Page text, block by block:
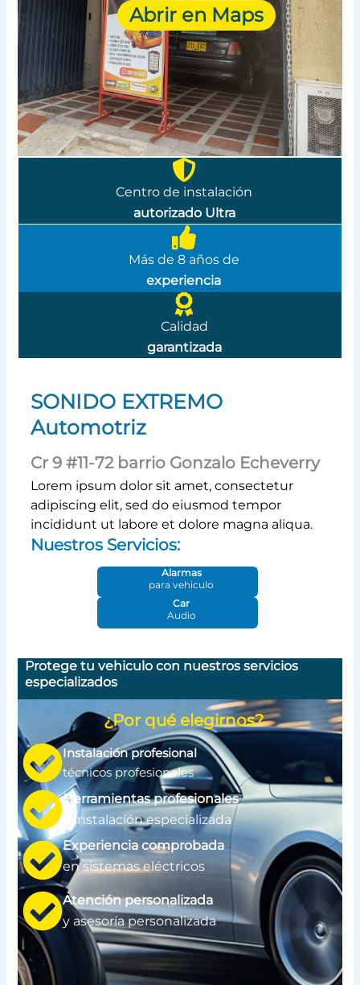
Abrir en Maps
Centro de instalación
autorizado Ultra
Más de 8 años de
experiencia
Calidad
garantizada
SONIDO EXTREMO
Automotriz
Cr 9 #11-72 barrio Gonzalo Echeverry
Lorem ipsum dolor sit amet, consectetur
adipiscing elit, sed do eiusmod tempor
incididunt ut labore et dolore magna aliqua.
Nuestros Servicios:
Alarmas
para vehiculo
Car
Audio
Protege tu vehiculo con nuestros servicios
especializados
¿Por qué elegirnos?
Instalación profesional
técnicos profesionales
Herramientas profesionales
e instalación especializada
Experiencia comprobada
en sistemas eléctricos
Atención personalizada
y asesoría personalizada